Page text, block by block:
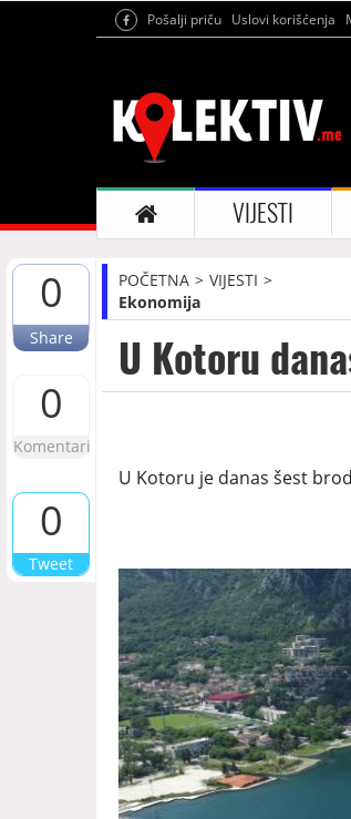
Pošalji priču Uslovi korišćenja
VIJESTI
0
Share
0
Komentari
0
Tweet
POČETNA
VIJESTI
Ekonomija
U Kotoru
U Kotoru je danas šest